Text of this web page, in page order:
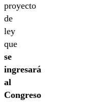
proyecto
de
ley
que
se
ingresará
al
Congreso